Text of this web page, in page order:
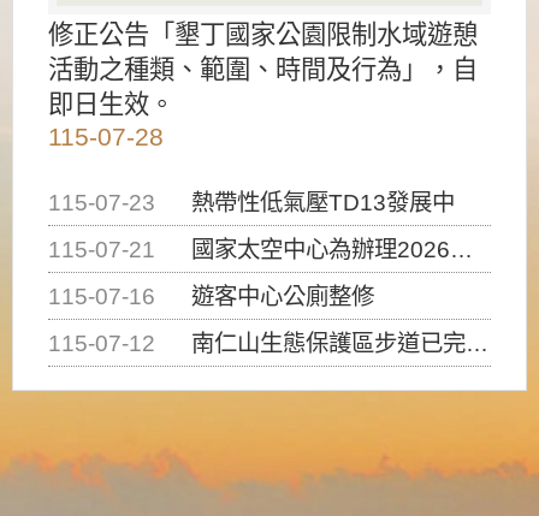
修正公告「墾丁國家公園限制水域遊憩
活動之種類、範圍、時間及行為」，自
即日生效。
115-07-28
115-07-23
熱帶性低氣壓TD13發展中
115-07-21
國家太空中心為辦理2026台灣盃火箭競賽，陸、海、空域警戒及協調相關事宜，因颱風備案事宜
115-07-16
遊客中心公廁整修
115-07-12
南仁山生態保護區步道已完成修復，自115年7月13日（星期一）起恢復開放入園，歡迎民眾依規定申請入園....